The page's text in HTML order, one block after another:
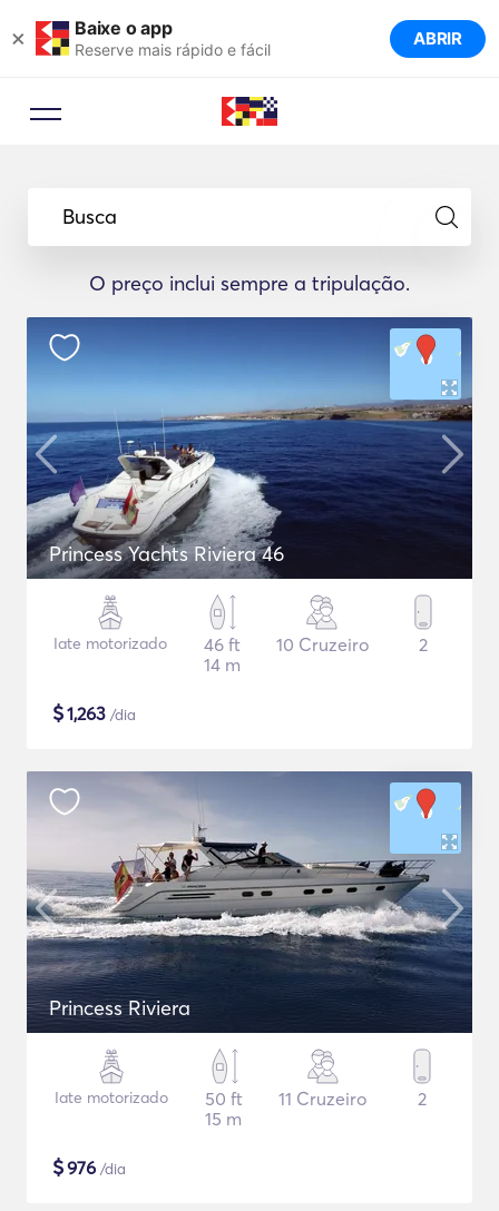
× Baixe o app
Reserve mais rápido e fácil ABRIR
Busca
O preço inclui sempre a tripulação.
Princess Yachts Riviera 46
Iate motorizado
46 ft
14 m
10 Cruzeiro 2
$1,263 /dia
Princess Riviera
Iate motorizado
50 ft
15 m
11 Cruzeiro 2
$976 /dia